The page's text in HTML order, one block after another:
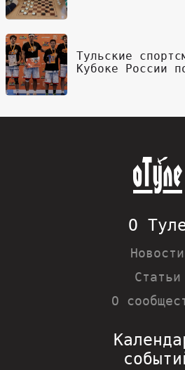
Тульские
Кубоке России
О
Новости
Статьи
О